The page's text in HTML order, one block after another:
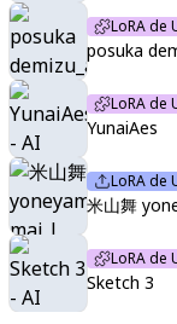
LoRA de
posuka
LoRA de
YunaiAes
LoRA de
米山舞
LoRA de
Sketch 3